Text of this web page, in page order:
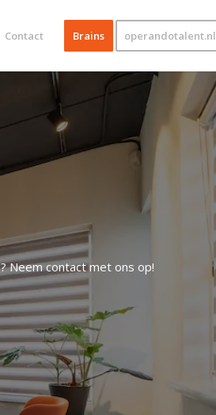
Contact Brains operandotalent.nl
Neem contact met ons op!